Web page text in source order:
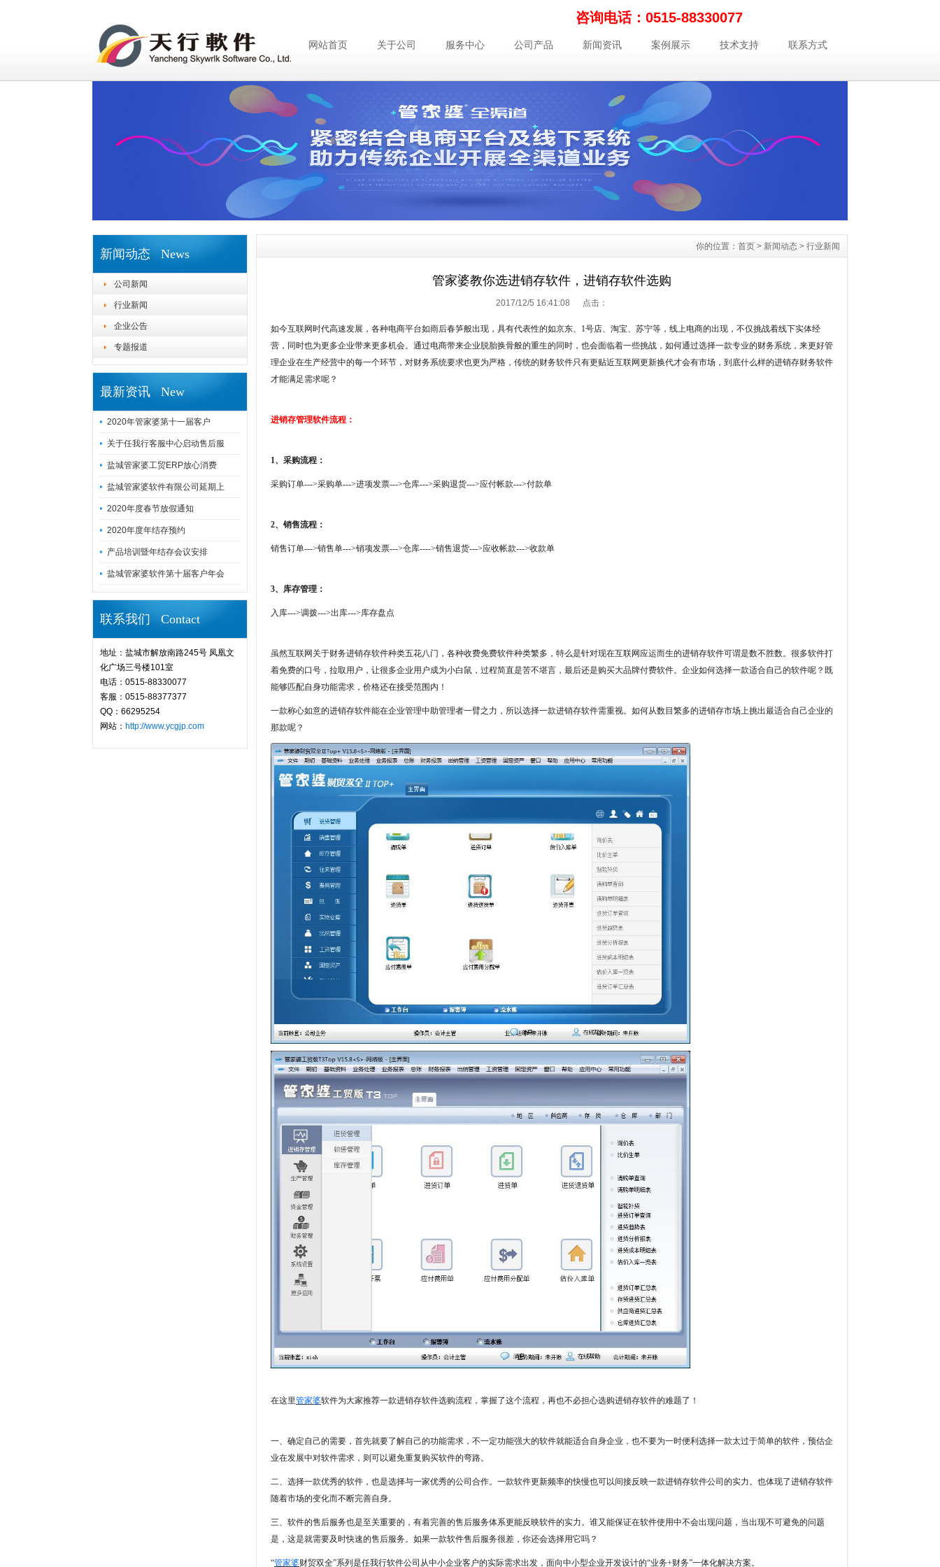
咨询电话：0515-88330077
网站首页 关于公司 服务中心 公司产品 新闻资讯 案例展示 技术支持 联系方式
新闻动态 News
公司新闻
行业新闻
企业公告
专题报道
最新资讯 New
2020年管家婆第十一届客户
关于任我行客服中心启动售后服
盐城管家婆工贸ERP放心消费
盐城管家婆软件有限公司延期上
2020年度春节放假通知
2020年度年结存预约
产品培训暨年结存会议安排
盐城管家婆软件第十届客户年会
联系我们 Contact
地址：盐城市解放南路245号 凤凰文
化广场三号楼101室
电话：0515-88330077
客服：0515-88377377
QQ：66295254
网站： http://www.ycgjp.com
你的位置： 首页 > 新闻动态 > 行业新闻
管家婆教你选进销存软件，进销存软件选购
2017/12/5 16:41:08 点击：
如今互联网时代高速发展，各种电商平台如雨后春笋般出现，具有代表性的如京东、1号店、淘宝、苏宁等，线上电商的出现，不仅挑战着线下实体经
营，同时也为更多企业带来更多机会。通过电商带来企业脱胎换骨般的重生的同时，也会面临着一些挑战，如何通过选择一款专业的财务系统，来更好管
理企业在生产经营中的每一个环节，对财务系统要求也更为严格，传统的财务软件只有更贴近互联网更新换代才会有市场，到底什么样的进销存财务软件
才能满足需求呢？
进销存管理软件流程：
1、采购流程：
采购订单--->采购单--->进项发票--->仓库--->采购退货--->应付帐款--->付款单
2、销售流程：
销售订单--->销售单--->销项发票--->仓库---->销售退货--->应收帐款--->收款单
3、库存管理：
入库--->调拨--->出库--->库存盘点
虽然互联网关于财务进销存软件种类五花八门，各种收费免费软件种类繁多，特么是针对现在互联网应运而生的进销存软件可谓是数不胜数。很多软件打
着免费的口号，拉取用户，让很多企业用户成为小白鼠，过程简直是苦不堪言，最后还是购买大品牌付费软件。企业如何选择一款适合自己的软件呢？既
能够匹配自身功能需求，价格还在接受范围内！
一款称心如意的进销存软件能在企业管理中助管理者一臂之力，所以选择一款进销存软件需重视。如何从数目繁多的进销存市场上挑出最适合自己企业的
那款呢？
在这里管家婆软件为大家推荐一款进销存软件选购流程，掌握了这个流程，再也不必担心选购进销存软件的难题了！
一、确定自己的需要，首先就要了解自己的功能需求，不一定功能强大的软件就能适合自身企业，也不要为一时便利选择一款太过于简单的软件，预估企
业在发展中对软件需求，则可以避免重复购买软件的弯路。
二、选择一款优秀的软件，也是选择与一家优秀的公司合作。一款软件更新频率的快慢也可以间接反映一款进销存软件公司的实力。也体现了进销存软件
随着市场的变化而不断完善自身。
三、软件的售后服务也是至关重要的，有着完善的售后服务体系更能反映软件的实力。谁又能保证在软件使用中不会出现问题，当出现不可避免的问题
是，这是就需要及时快速的售后服务。如果一款软件售后服务很差，你还会选择用它吗？
“管家婆财贸双全”系列是任我行软件公司从中小企业客户的实际需求出发，面向中小型企业开发设计的“业务+财务”一体化解决方案。